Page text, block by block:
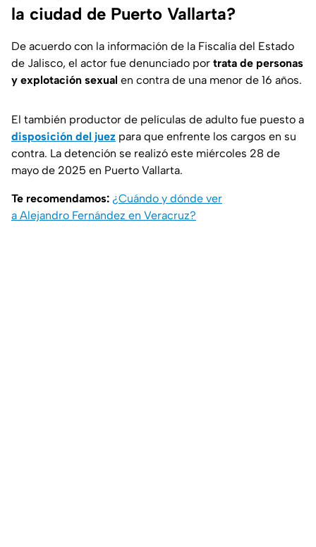
la ciudad de Puerto Vallarta?
De acuerdo con la información de la Fiscalía del Estado
de Jalisco, el actor fue denunciado por trata de personas
y explotación sexual en contra de una menor de 16 años.
El también productor de películas de adulto fue puesto a
disposición del juez para que enfrente los cargos en su
contra. La detención se realizó este miércoles 28 de
mayo de 2025 en Puerto Vallarta.
Te recomendamos: ¿Cuándo y dónde ver
a Alejandro Fernández en Veracruz?